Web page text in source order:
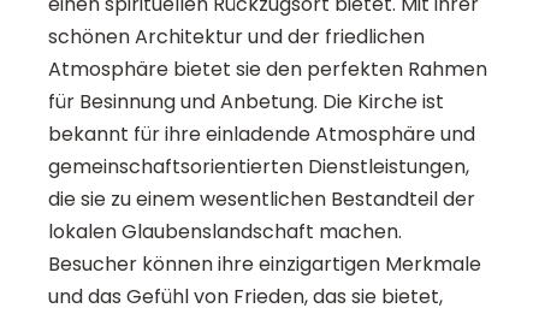
schönen Architektur und der friedlichen
Atmosphäre bietet sie den perfekten Rahmen
für Besinnung und Anbetung. Die Kirche ist
bekannt für ihre einladende Atmosphäre und
gemeinschaftsorientierten Dienstleistungen,
die sie zu einem wesentlichen Bestandteil der
lokalen Glaubenslandschaft machen.
Besucher können ihre einzigartigen Merkmale
und das Gefühl von Frieden, das sie bietet,